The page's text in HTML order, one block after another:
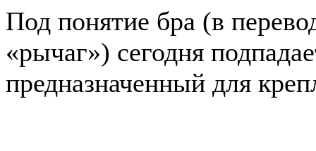
Под понятие бра (в
«рычаг») сегодня
предназначенный для